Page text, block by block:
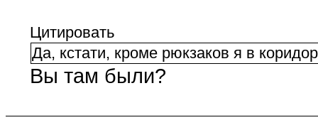
Цитировать
Да, кстати, кроме рюкзаков я в
Вы там были?